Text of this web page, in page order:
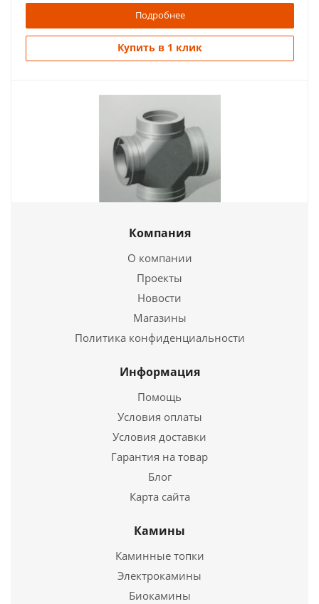
Подробнее
Купить в 1 клик
6 332руб.
Подробнее
Купить в 1 клик
Компания
О компании
Проекты
Новости
Магазины
Политика конфиденциальности
Информация
Помощь
Условия оплаты
Условия доставки
Гарантия на товар
Блог
Карта сайта
Камины
Каминные топки
Электрокамины
Биокамины